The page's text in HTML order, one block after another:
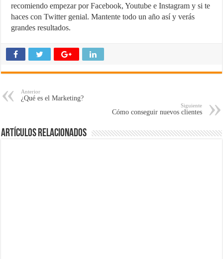
recomiendo empezar por Facebook, Youtube e Instagram y si te
haces con Twitter genial. Mantente todo un año así y verás
grandes resultados.
Anterior
¿Qué es el Marketing?
Siguiente
Cómo conseguir nuevos clientes
Artículos Relacionados